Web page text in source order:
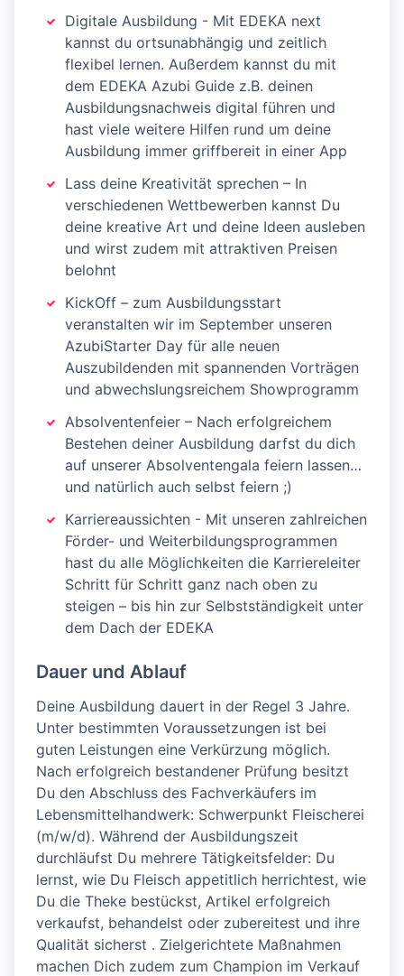
Digitale Ausbildung - Mit EDEKA next
kannst du ortsunabhängig und zeitlich
flexibel lernen. Außerdem kannst du mit
dem EDEKA Azubi Guide z.B. deinen
Ausbildungsnachweis digital führen und
hast viele weitere Hilfen rund um deine
Ausbildung immer griffbereit in einer App
Lass deine Kreativität sprechen – In
verschiedenen Wettbewerben kannst Du
deine kreative Art und deine Ideen ausleben
und wirst zudem mit attraktiven Preisen
belohnt
KickOff – zum Ausbildungsstart
veranstalten wir im September unseren
AzubiStarter Day für alle neuen
Auszubildenden mit spannenden Vorträgen
und abwechslungsreichem Showprogramm
Absolventenfeier – Nach erfolgreichem
Bestehen deiner Ausbildung darfst du dich
auf unserer Absolventengala feiern lassen…
und natürlich auch selbst feiern ;)
Karriereaussichten - Mit unseren zahlreichen
Förder- und Weiterbildungsprogrammen
hast du alle Möglichkeiten die Karriereleiter
Schritt für Schritt ganz nach oben zu
steigen – bis hin zur Selbstständigkeit unter
dem Dach der EDEKA
Dauer und Ablauf
Deine Ausbildung dauert in der Regel 3 Jahre.
Unter bestimmten Voraussetzungen ist bei
guten Leistungen eine Verkürzung möglich.
Nach erfolgreich bestandener Prüfung besitzt
Du den Abschluss des Fachverkäufers im
Lebensmittelhandwerk: Schwerpunkt Fleischerei
(m/w/d). Während der Ausbildungszeit
durchläufst Du mehrere Tätigkeitsfelder: Du
lernst, wie Du Fleisch appetitlich herrichtest, wie
Du die Theke bestückst, Artikel erfolgreich
verkaufst, behandelst oder zubereitest und ihre
Qualität sicherst . Zielgerichtete Maßnahmen
machen Dich zudem zum Champion im Verkauf